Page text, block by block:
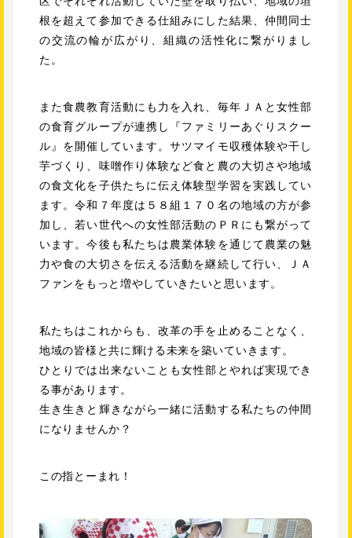
根を超えて参加できる仕組みにした結果、仲間同士
の交流の輪が広がり、組織の活性化に繋がりまし
た。
また食農教育活動にも力を入れ、毎年ＪＡと女性部
の食育グループが連携し『ファミリーあぐりスクー
ル』を開催しています。サツマイモ収穫体験や干し
芋づくり、味噌作り体験など食と農の大切さや地域
の食文化を子供たちに伝え体験型学習を実践してい
ます。令和７年度は５８組１７０名の地域の方が参
加し、若い世代への女性部活動のＰＲにも繋がって
います。今後も私たちは農業体験を通じて農業の魅
力や食の大切さを伝える活動を継続して行い、ＪＡ
ファンをもっと増やしていきたいと思います。
私たちはこれからも、改革の手を止めることなく、
地域の皆様と共に輝ける未来を築いていきます。
ひとりでは出来ないことも女性部とやれば実現でき
る事があります。
生き生きと輝きながら一緒に活動する私たちの仲間
になりませんか？
この指とーまれ！